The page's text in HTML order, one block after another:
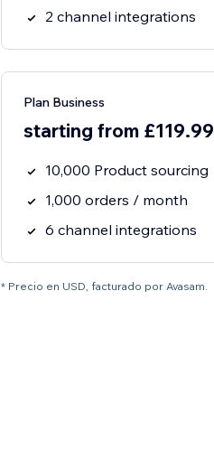
2 channel integrations
Plan Business
starting from £119.99
10,000 Product sourcing
1,000 orders / month
6 channel integrations
* Precio en USD, facturado por Avasam.